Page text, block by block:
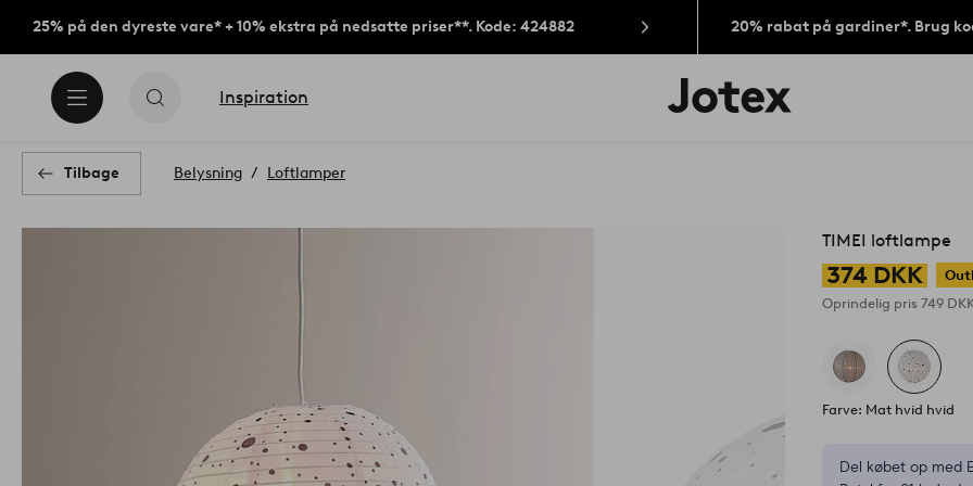
25% på den dyreste vare* + 10% ekstra på nedsatte priser**. Kode: 424882 20% rabat på gardiner*. Brug
Inspiration
Jotex
logo
Tilbage Belysning Loftlamper
TIMEI loftlampe
374 DKK
Oprindelig pris749
Farve: Mat hvid hvid
Del købet op med